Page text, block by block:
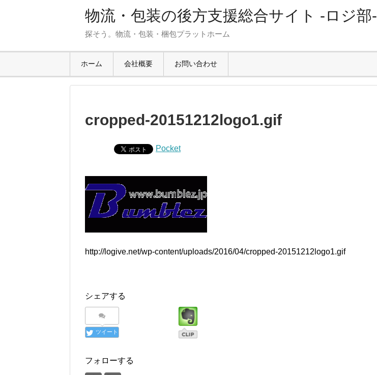
物流・包装の後方支援総合サイト -ロジ部-
探そう。物流・包装・梱包プラットホーム
ホーム 会社概要 お問い合わせ
cropped-20151212logo1.gif
Pocket
http://logive.net/wp-content/uploads/2016/04/cropped-20151212logo1.gif
シェアする
ツイート
フォローする